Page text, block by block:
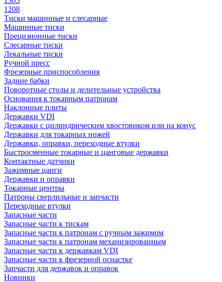
1208
Тиски машинные и слесарные
Машинные тиски
Прецизионные тиски
Слесарные тиски
Лекальные тиски
Ручной пресс
Фрезерные приспособления
Задние бабки
Поворотные столы и делительные устройства
Основания к токарным патронам
Наклонные плиты
Державки VDI
Державки с цилиндрическим хвостовиком или на конус
Державки для токарных ножей
Державки, оправки, переходные втулки
Быстросменные токарные и цанговые державки
Контактные датчики
Зажимные цанги
Державки и оправки
Токарные центры
Патроны сверлильные и запчасти
Переходные втулки
Запасные части
Запасные части к тискам
Запасные части к патронам с ручным зажимом
Запасные части к патронам механизированным
Запасные части к державкам VDI
Запасные части к фрезерной оснастке
Запчасти для державок и оправок
Новинки